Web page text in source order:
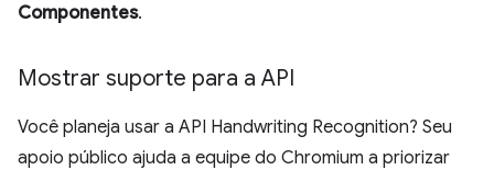
Componentes.
Mostrar suporte para a API
Você planeja usar a API Handwriting Recognition? Seu
apoio público ajuda a equipe do Chromium a priorizar